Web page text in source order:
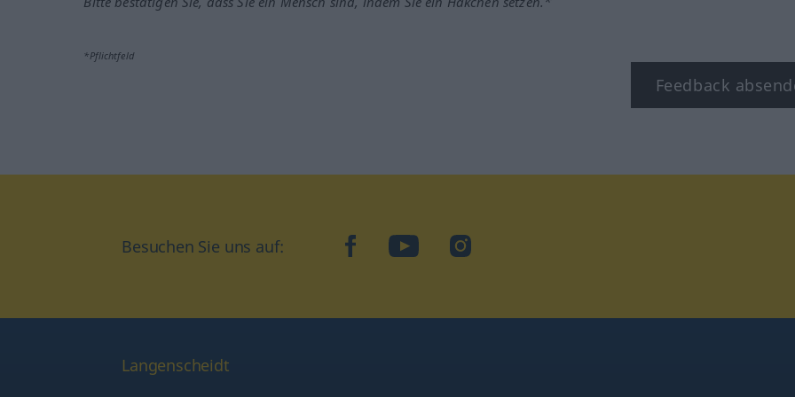
*Pflichtfeld
Feedback
Besuchen Sie uns auf: facebookYouTubeInstagram
Langenscheidt